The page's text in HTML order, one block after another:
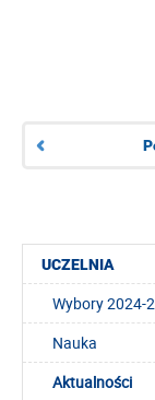
UCZELNIA
Wybory 2024-
Nauka
Aktualności